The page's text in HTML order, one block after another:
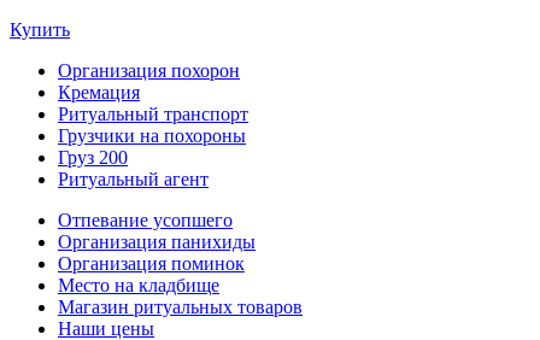
Купить
Организация похорон
Кремация
Ритуальный транспорт
Грузчики на похороны
Груз 200
Ритуальный агент
Отпевание усопшего
Организация панихиды
Организация поминок
Место на кладбище
Магазин ритуальных товаров
Наши цены